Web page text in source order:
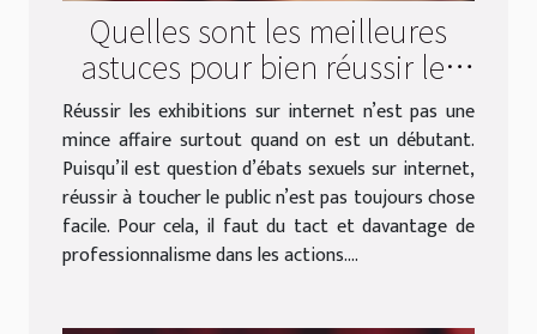
Quelles sont les meilleures
astuces pour bien réussir les
exhibitions sur webcam ?
Réussir les exhibitions sur internet n’est pas une
mince affaire surtout quand on est un débutant.
Puisqu’il est question d’ébats sexuels sur internet,
réussir à toucher le public n’est pas toujours chose
facile. Pour cela, il faut du tact et davantage de
professionnalisme dans les actions....